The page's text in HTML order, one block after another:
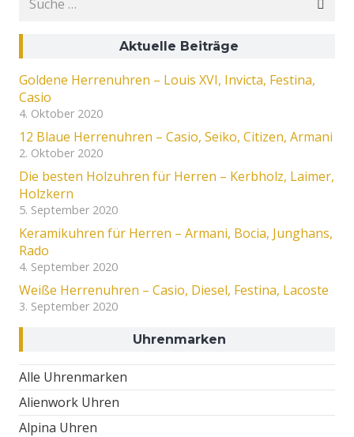
nach:
Aktuelle Beiträge
Goldene Herrenuhren – Louis XVI, Invicta, Festina,
Casio
4. Oktober 2020
12 Blaue Herrenuhren – Casio, Seiko, Citizen, Armani
2. Oktober 2020
Die besten Holzuhren für Herren – Kerbholz, Laimer,
Holzkern
5. September 2020
Keramikuhren für Herren – Armani, Bocia, Junghans,
Rado
4. September 2020
Weiße Herrenuhren – Casio, Diesel, Festina, Lacoste
3. September 2020
Uhrenmarken
Alle Uhrenmarken
Alienwork Uhren
Alpina Uhren